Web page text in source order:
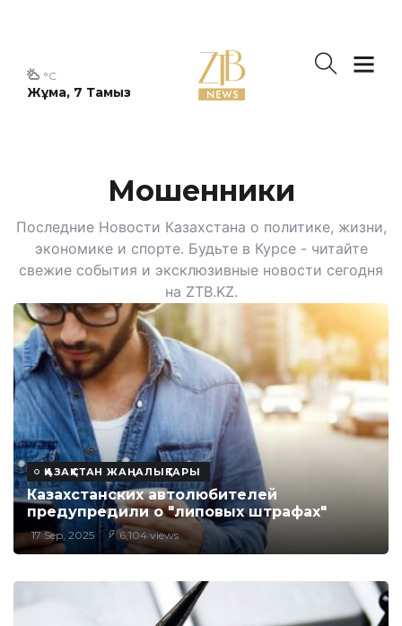
Жұма, 7 Тамыз
°C
Мошенники
Последние Новости Казахстана о политике, жизни,
экономике и спорте. Будьте в Курсе - читайте
свежие события и эксклюзивные новости сегодня
на ZTB.KZ.
ҚАЗАҚСТАН ЖАҢАЛЫҚТАРЫ
Казахстанских автолюбителей
предупредили о "липовых штрафах"
17 Sep, 2025 6,104 views